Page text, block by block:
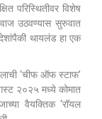
परिस्थितीवर विशेष
उठवण्यास सुरुवात
थायलंड हा एक
‘चीफ ऑफ स्टाफ’
२०२५ मध्ये कोमात
वैयक्तिक ‘रॉयल